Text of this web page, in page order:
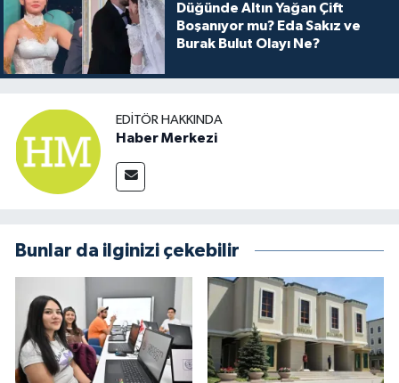
Düğünde Altın Yağan Çift
Boşanıyor mu? Eda Sakız ve
Burak Bulut Olayı Ne?
EDITÖR HAKKINDA
Haber Merkezi
Bunlar da ilginizi çekebilir